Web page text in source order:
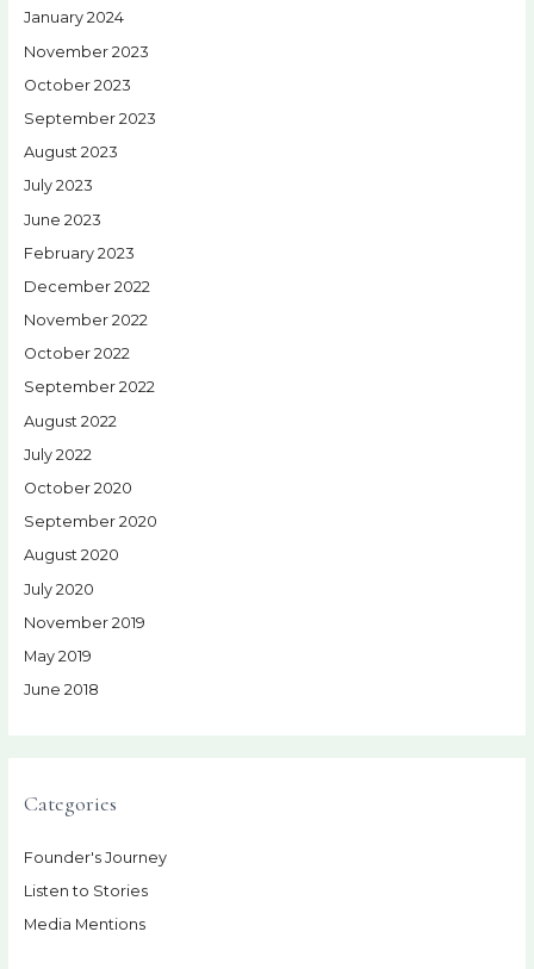
January 2024
November 2023
October 2023
September 2023
August 2023
July 2023
June 2023
February 2023
December 2022
November 2022
October 2022
September 2022
August 2022
July 2022
October 2020
September 2020
August 2020
July 2020
November 2019
May 2019
June 2018
Categories
Founder's Journey
Listen to Stories
Media Mentions